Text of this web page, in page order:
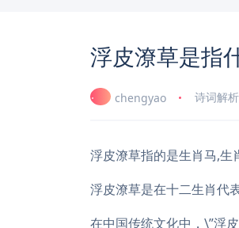
浮皮潦草是指
chengyao 诗词解析
浮皮潦草指的是生肖马,生
浮皮潦草是在十二生肖代
在中国传统文化中，\”浮